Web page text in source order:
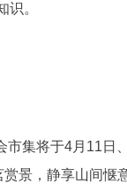
。
集将于4月11日
景，静享山间惬意